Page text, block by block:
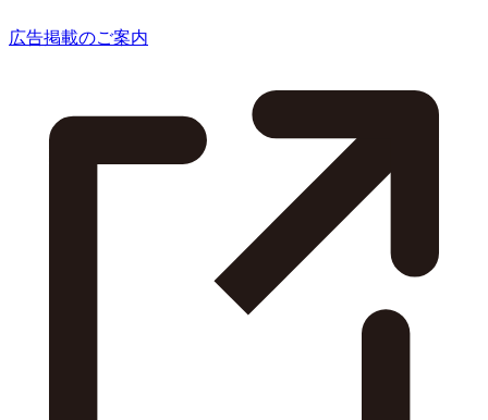
広告掲載のご案内